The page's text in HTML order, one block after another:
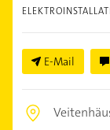
E-Mail